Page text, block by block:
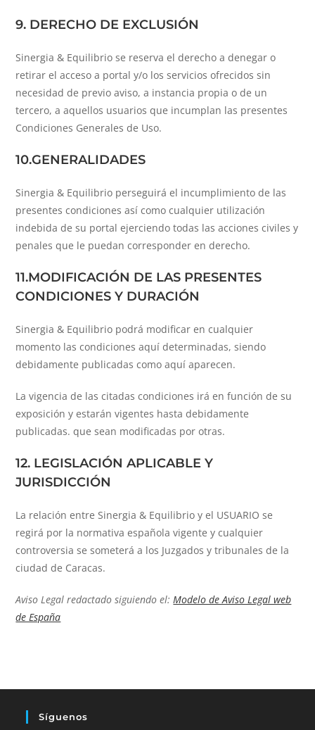
9. DERECHO DE EXCLUSIÓN
Sinergia & Equilibrio se reserva el derecho a denegar o
retirar el acceso a portal y/o los servicios ofrecidos sin
necesidad de previo aviso, a instancia propia o de un
tercero, a aquellos usuarios que incumplan las presentes
Condiciones Generales de Uso.
10.GENERALIDADES
Sinergia & Equilibrio perseguirá el incumplimiento de las
presentes condiciones así como cualquier utilización
indebida de su portal ejerciendo todas las acciones civiles y
penales que le puedan corresponder en derecho.
11.MODIFICACIÓN DE LAS PRESENTES
CONDICIONES Y DURACIÓN
Sinergia & Equilibrio podrá modificar en cualquier
momento las condiciones aquí determinadas, siendo
debidamente publicadas como aquí aparecen.
La vigencia de las citadas condiciones irá en función de su
exposición y estarán vigentes hasta debidamente
publicadas. que sean modificadas por otras.
12. LEGISLACIÓN APLICABLE Y
JURISDICCIÓN
La relación entre Sinergia & Equilibrio y el USUARIO se
regirá por la normativa española vigente y cualquier
controversia se someterá a los Juzgados y tribunales de la
ciudad de Caracas.
Aviso Legal redactado siguiendo el:Modelo de Aviso Legal web
de España
Síguenos